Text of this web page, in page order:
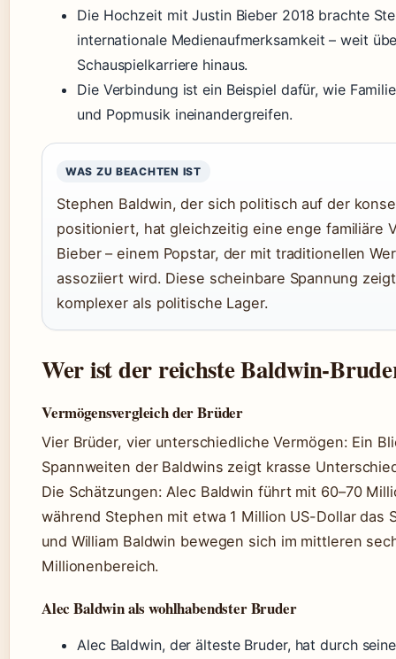
Die Hochzeit mit Justin Bieber 2018 brachte
internationale Medienaufmerksamkeit – weit
Schauspielkarriere hinaus.
Die Verbindung ist ein Beispiel dafür, wie
und Popmusik ineinandergreifen.
WAS ZU BEACHTEN IST
Stephen Baldwin, der sich politisch auf der
positioniert, hat gleichzeitig eine enge familiäre
Bieber – einem Popstar, der mit traditionellen
assoziiert wird. Diese scheinbare Spannung
komplexer als politische Lager.
Wer ist der reichste Baldwin-
Vermögensvergleich der Brüder
Vier Brüder, vier unterschiedliche Vermögen: Ein
Spannweiten der Baldwins zeigt krasse
Die Schätzungen: Alec Baldwin führt mit 60–70
während Stephen mit etwa 1 Million US-Dollar das
und William Baldwin bewegen sich im mittleren
Millionenbereich.
Alec Baldwin als wohlhabendster Bruder
Alec Baldwin, der älteste Bruder, hat durch